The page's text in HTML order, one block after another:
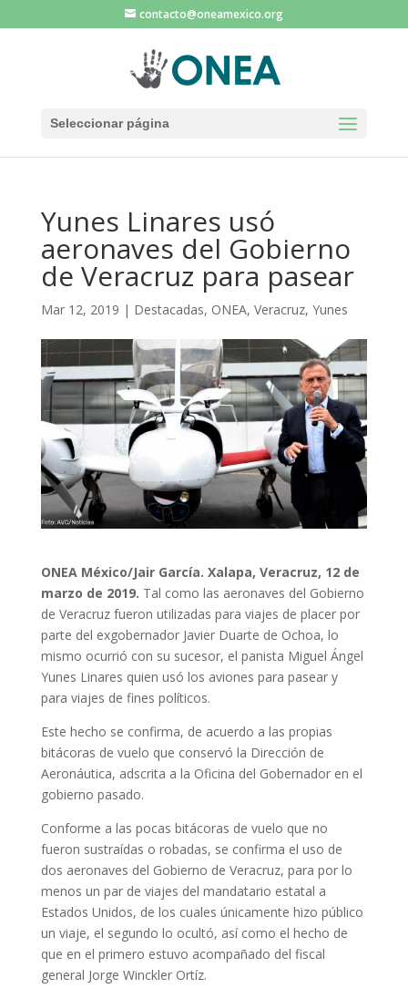
contacto@oneamexico.org
Seleccionar página
Yunes Linares usó
aeronaves del Gobierno
de Veracruz para pasear
Mar 12, 2019 | Destacadas, ONEA, Veracruz, Yunes
ONEA México/Jair García. Xalapa, Veracruz, 12 de
marzo de 2019. Tal como las aeronaves del Gobierno
de Veracruz fueron utilizadas para viajes de placer por
parte del exgobernador Javier Duarte de Ochoa, lo
mismo ocurrió con su sucesor, el panista Miguel Ángel
Yunes Linares quien usó los aviones para pasear y
para viajes de fines políticos.
Este hecho se confirma, de acuerdo a las propias
bitácoras de vuelo que conservó la Dirección de
Aeronáutica, adscrita a la Oficina del Gobernador en el
gobierno pasado.
Conforme a las pocas bitácoras de vuelo que no
fueron sustraídas o robadas, se confirma el uso de
dos aeronaves del Gobierno de Veracruz, para por lo
menos un par de viajes del mandatario estatal a
Estados Unidos, de los cuales únicamente hizo público
un viaje, el segundo lo ocultó, así como el hecho de
que en el primero estuvo acompañado del fiscal
general Jorge Winckler Ortíz.